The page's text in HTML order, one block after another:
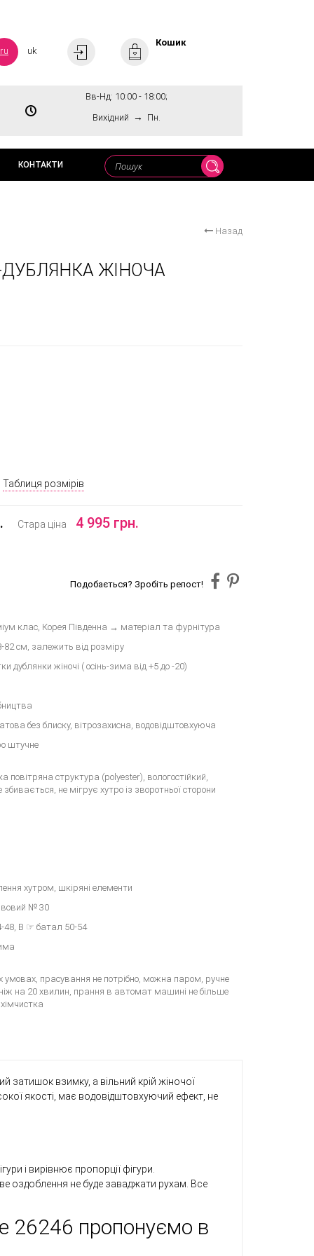
ru uk
Кошик
Вв-Нд: 10:00 - 18:00;
Вихідний → Пн.
КОНТАКТИ
Назад
ЖІНОЧА
Таблиця розмірів
Стара ціна 4 995 грн.
Подобається? Зробіть репост!
клас, Корея Південна → матеріал та фурнітура
82 см, залежить від розміру
дублянки жіночі ( осінь-зима від +5 до -20)
без блиску, вітрозахисна, водовідштовхуюча
штучне
повітряна структура (polyester), вологостійкий,
не мігрує хутро із зворотньої сторони
хутром, шкіряні елементи
№ 30
B ☞ батал 50-54
прасування не потрібно, можна паром, ручне
на 20 хвилин, прання в автомат машині не більше
взимку, а вільний крій жіночої
якості, має водовідштовхуючий ефект, не
і вирівнює пропорції фігури.
оздоблення не буде заваджати рухам. Все
26246 пропонуємо в